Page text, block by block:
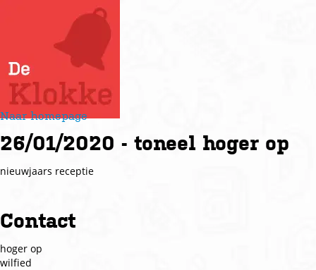
Naar homepage
26/01/2020 - toneel hoger op
nieuwjaars receptie
Contact
hoger op
wilfied